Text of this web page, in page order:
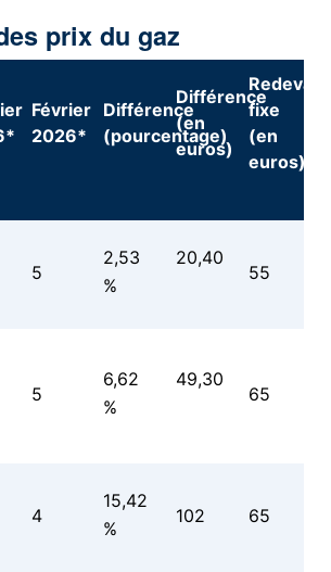
prix du gaz
Février
2026*
Différence
(pourcentage)
Différence
(en
euros)
fixe
(en
euros)
5
2,53
%
20,40
55
5
6,62
%
49,30
65
4
15,42
%
102 65